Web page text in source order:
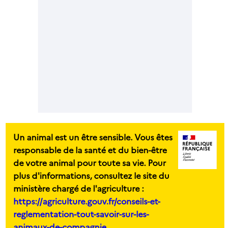
Un animal est un être sensible. Vous êtes
responsable de la santé et du bien-être
de votre animal pour toute sa vie. Pour
plus d'informations, consultez le site du
ministère chargé de l'agriculture :
https://agriculture.gouv.fr/conseils-et-
reglementation-tout-savoir-sur-les-